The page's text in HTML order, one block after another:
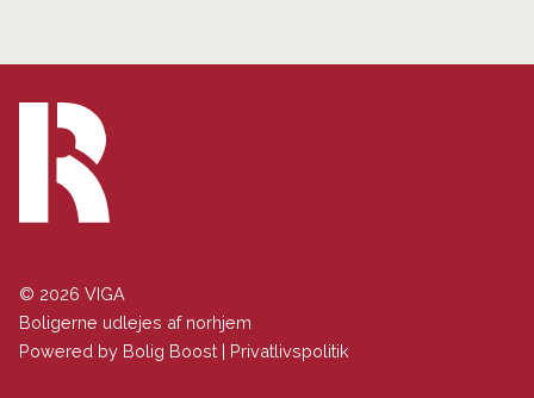
© 2026 VIGA
Boligerne udlejes af norhjem
Powered by Bolig Boost | Privatlivspolitik